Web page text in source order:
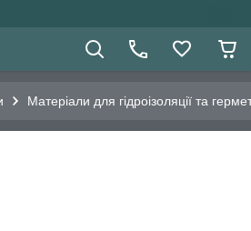
Матеріали для гідроізоляції та